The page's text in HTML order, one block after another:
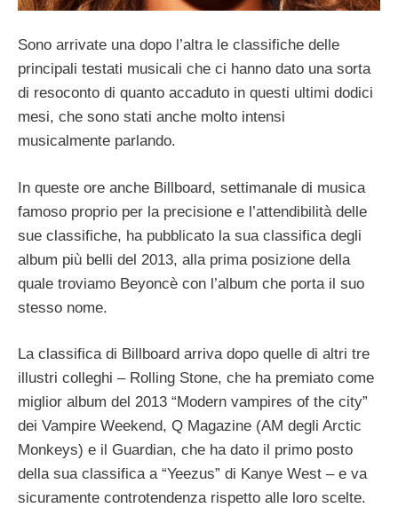
Sono arrivate una dopo l’altra le classifiche delle
principali testati musicali che ci hanno dato una sorta
di resoconto di quanto accaduto in questi ultimi dodici
mesi, che sono stati anche molto intensi
musicalmente parlando.
In queste ore anche Billboard, settimanale di musica
famoso proprio per la precisione e l’attendibilità delle
sue classifiche, ha pubblicato la sua classifica degli
album più belli del 2013, alla prima posizione della
quale troviamo Beyoncè con l’album che porta il suo
stesso nome.
La classifica di Billboard arriva dopo quelle di altri tre
illustri colleghi – Rolling Stone, che ha premiato come
miglior album del 2013 “Modern vampires of the city”
dei Vampire Weekend, Q Magazine (AM degli Arctic
Monkeys) e il Guardian, che ha dato il primo posto
della sua classifica a “Yeezus” di Kanye West – e va
sicuramente controtendenza rispetto alle loro scelte.